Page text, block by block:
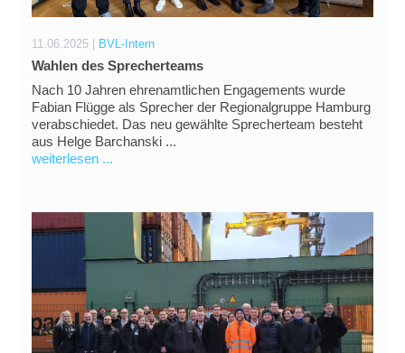
11.06.2025 | BVL-Intern
Wahlen des Sprecherteams
Nach 10 Jahren ehrenamtlichen Engagements wurde
Fabian Flügge als Sprecher der Regionalgruppe Hamburg
verabschiedet. Das neu gewählte Sprecherteam besteht
aus Helge Barchanski ...
weiterlesen ...